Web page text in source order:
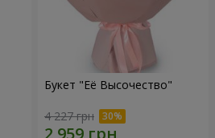
Букет "Её Высочество"
4 227 грн